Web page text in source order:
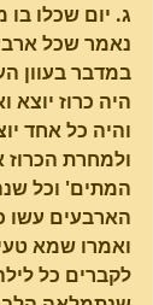
ג. יום שכלו
נאמר שכל
במדבר בעוון
היה כרוז יוצא
והיה כל אחד
ולמחרת הכרוז
המתים' וכל
הארבעים עשו
ואמרו שמא
לקברים כל